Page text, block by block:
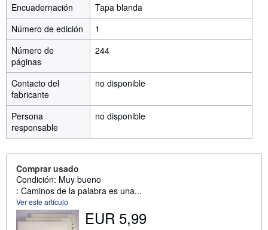
Encuadernación
Tapa blanda
Número de edición
1
Número de
páginas
244
Contacto del
fabricante
no disponible
Persona
responsable
no disponible
Comprar usado
Condición: Muy bueno
: Caminos de la palabra es una...
Ver este artículo
EUR 5,99